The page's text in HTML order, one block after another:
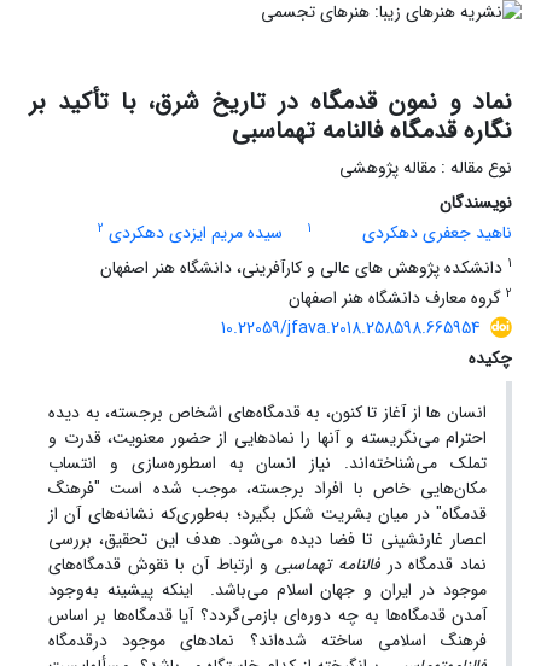
نماد و نمون قدمگاه در تاریخ شرق، با تأکید بر
نگاره قدمگاه فالنامه تهماسبی
نوع مقاله : مقاله پژوهشی
نویسندگان
ناهید جعفری دهکردی
1 سیده مریم ایزدی دهکردی 2
1 دانشکده پژوهش های عالی و کارآفرینی، دانشگاه هنر اصفهان
2 گروه معارف دانشگاه هنر اصفهان
10.22059/jfava.2018.258598.665954
چکیده
انسان ها از آغاز تا کنون، به قدمگاه‌های اشخاص برجسته، به دیده
احترام می‌نگریسته و آنها را نمادهایی از حضور معنویت، قدرت و
تملک می‌شناخته‌اند. نیاز انسان به اسطوره‌سازی و انتساب
مکان‌هایی خاص با افراد برجسته، موجب شده است "فرهنگ
قدمگاه" در میان بشریت شکل بگیرد؛ به‌طوری‌که نشانه‌های آن از
اعصار غارنشینی تا فضا دیده ‌می‌شود. هدف این تحقیق، بررسی
نماد قدمگاه درفالنامه تهماسبیو ارتباط آن با نقوش قدمگاه‌های
موجود در ایران و جهان اسلام می‌باشد. اینکه پیشینه به‌وجود
آمدن قدمگاه‌ها به چه دوره‌ای بازمی‌گردد؟ آیا قدمگاه‌ها بر اساس
فرهنگ اسلامی ساخته شده‌اند؟ نمادهای موجود درقدمگاه